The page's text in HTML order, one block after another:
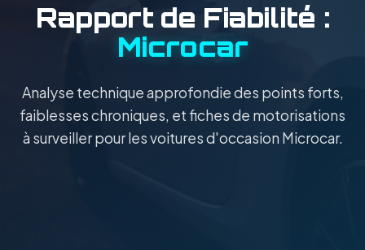
Rapport de Fiabilité :
Microcar
Analyse technique approfondie des points forts,
faiblesses chroniques, et fiches de motorisations
à surveiller pour les voitures d'occasion Microcar.